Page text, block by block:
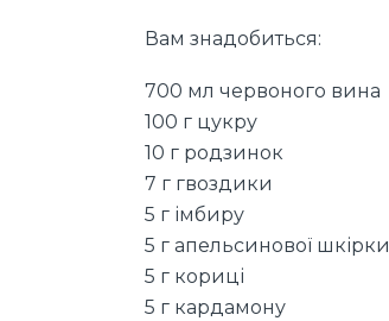
Вам знадобиться:
700 мл червоного вина
100 г цукру
10 г родзинок
7 г гвоздики
5 г імбиру
5 г апельсинової шкірки
5 г кориці
5 г кардамону